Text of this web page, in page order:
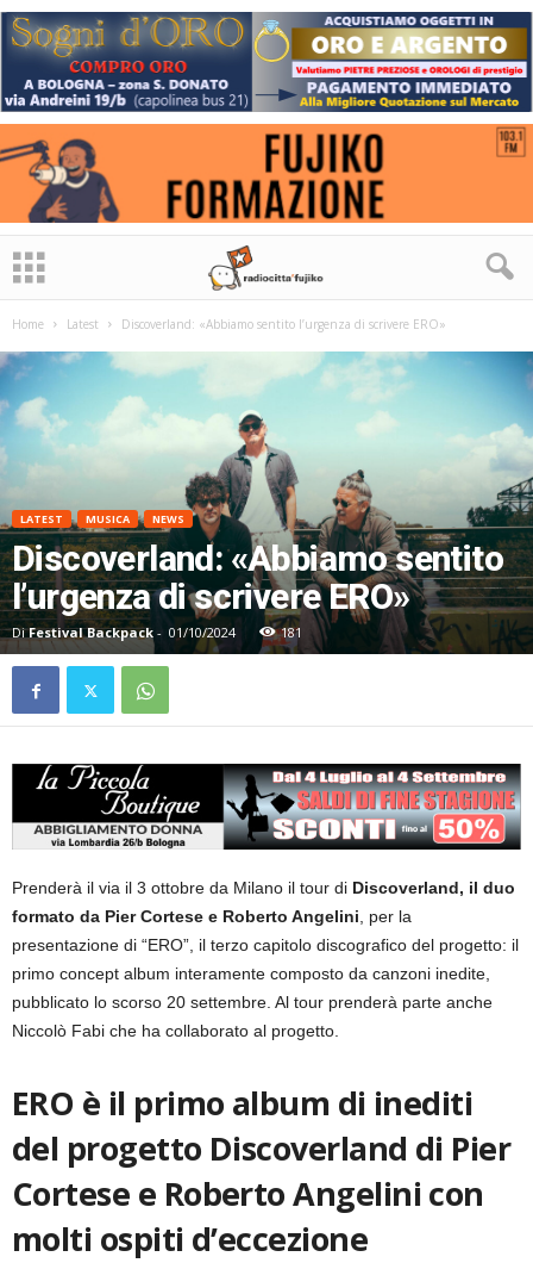
Home Latest Discoverland: «Abbiamo sentito l’urgenza di scrivere ERO»
LATEST MUSICA NEWS
Discoverland: «Abbiamo sentito
l’urgenza di scrivere ERO»
Di Festival Backpack - 01/10/2024 181
Prenderà il via il 3 ottobre da Milano il tour di Discoverland, il duo
formato da Pier Cortese e Roberto Angelini, per la
presentazione di “ERO”, il terzo capitolo discografico del progetto: il
primo concept album interamente composto da canzoni inedite,
pubblicato lo scorso 20 settembre. Al tour prenderà parte anche
Niccolò Fabi che ha collaborato al progetto.
ERO è il primo album di inediti
del progetto Discoverland di Pier
Cortese e Roberto Angelini con
molti ospiti d’eccezione